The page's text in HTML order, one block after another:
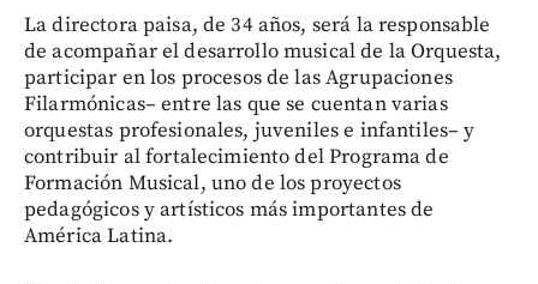
La directora paisa, de 34 años, será la responsable
de acompañar el desarrollo musical de la Orquesta,
participar en los procesos de las Agrupaciones
Filarmónicas– entre las que se cuentan varias
orquestas profesionales, juveniles e infantiles– y
contribuir al fortalecimiento del Programa de
Formación Musical, uno de los proyectos
pedagógicos y artísticos más importantes de
América Latina.